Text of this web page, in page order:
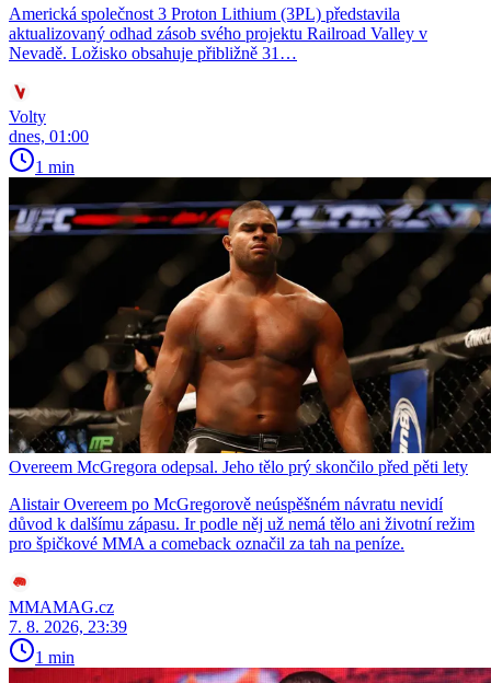
Americká společnost 3 Proton Lithium (3PL) představila
aktualizovaný odhad zásob svého projektu Railroad Valley v
Nevadě. Ložisko obsahuje přibližně 31…
Volty
dnes, 01:00
1 min
Overeem McGregora odepsal. Jeho tělo prý skončilo před pěti lety
Alistair Overeem po McGregorově neúspěšném návratu nevidí
důvod k dalšímu zápasu. Ir podle něj už nemá tělo ani životní režim
pro špičkové MMA a comeback označil za tah na peníze.
MMAMAG.cz
7. 8. 2026, 23:39
1 min